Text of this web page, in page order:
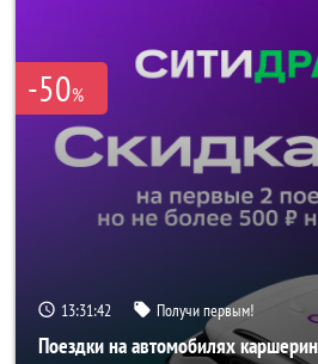
-50%
13:31:40 Получи первым!
Поездки на автомобилях